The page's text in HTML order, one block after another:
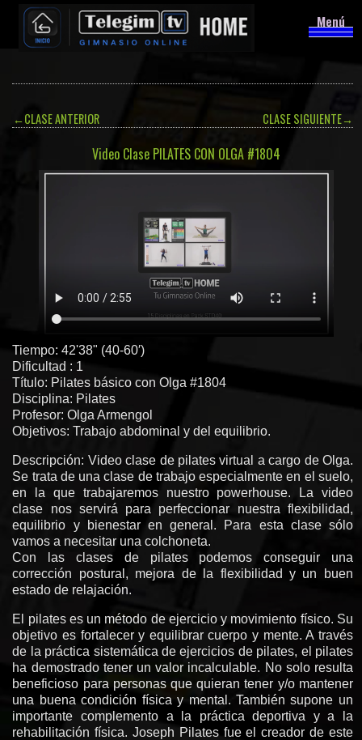
Menú
←CLASE ANTERIOR CLASE SIGUIENTE→
Video Clase PILATES CON OLGA #1804
Tiempo: 42'38" (40-60′)
Dificultad : 1
Título: Pilates básico con Olga #1804
Disciplina: Pilates
Profesor: Olga Armengol
Objetivos: Trabajo abdominal y del equilibrio.
Descripción: Video clase de pilates virtual a cargo de Olga.
Se trata de una clase de trabajo especialmente en el suelo,
en la que trabajaremos nuestro powerhouse. La video
clase nos servirá para perfeccionar nuestra flexibilidad,
equilibrio y bienestar en general. Para esta clase sólo
vamos a necesitar una colchoneta.
Con las clases de pilates podemos conseguir una
corrección postural, mejora de la flexibilidad y un buen
estado de relajación.
El pilates es un método de ejercicio y movimiento físico. Su
objetivo es fortalecer y equilibrar cuerpo y mente. A través
de la práctica sistemática de ejercicios de pilates, el pilates
ha demostrado tener un valor incalculable. No solo resulta
beneficioso para personas que quieran tener y/o mantener
una buena condición física y mental. También supone un
importante complemento a la práctica deportiva y a la
rehabilitación física. Joseph Pilates fue el creador de este